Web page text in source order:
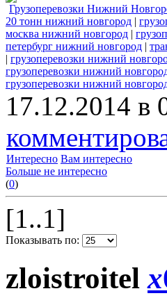
Грузоперевозки Нижний
20 тонн нижний новгород |
москва нижний новгород |
петербург нижний новгород |
| грузоперевозки нижний
грузоперевозки нижний
грузоперевозки нижний
17.12.2014 в
Интересно Вам интересно
Больше не интересно
(0)
[1..1]
Показывать по:
zloistroitelx